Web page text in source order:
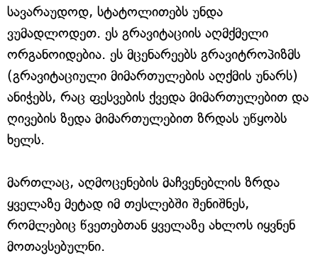
სავარაუდოდ, სტატოლითებს უნდა
ვუმადლოდეთ. ეს გრავიტაციის აღმქმელი
ორგანოიდებია. ეს მცენარეებს გრავიტროპიზმს
(გრავიტაციული მიმართულების აღქმის უნარს)
ანიჭებს, რაც ფესვების ქვედა მიმართულებით და
ღივების ზედა მიმართულებით ზრდას უწყობს
ხელს.
მართლაც, აღმოცენების მაჩვენებლის ზრდა
ყველაზე მეტად იმ თესლებში შენიშნეს,
რომლებიც წვეთებთან ყველაზე ახლოს იყვნენ
მოთავსებულნი.